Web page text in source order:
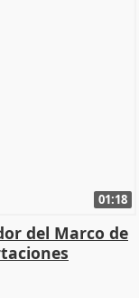
01:18
del Marco de